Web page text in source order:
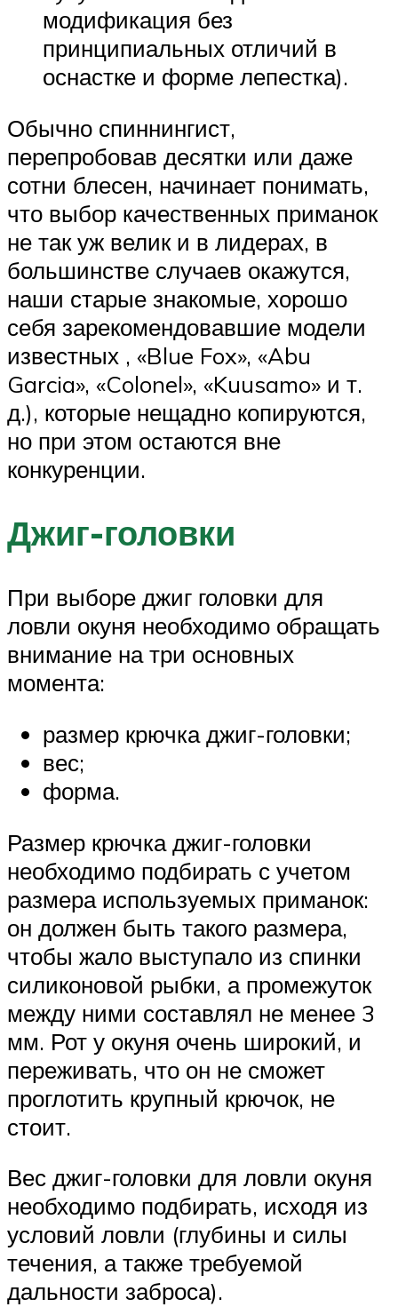
модификация без
принципиальных отличий в
оснастке и форме лепестка).
Обычно спиннингист,
перепробовав десятки или даже
сотни блесен, начинает понимать,
что выбор качественных приманок
не так уж велик и в лидерах, в
большинстве случаев окажутся,
наши старые знакомые, хорошо
себя зарекомендовавшие модели
известных , «Blue Fox», «Abu
Garcia», «Colonel», «Kuusamo» и т.
д.), которые нещадно копируются,
но при этом остаются вне
конкуренции.
Джиг-головки
При выборе джиг головки для
ловли окуня необходимо обращать
внимание на три основных
момента:
размер крючка джиг-головки;
вес;
форма.
Размер крючка джиг-головки
необходимо подбирать с учетом
размера используемых приманок:
он должен быть такого размера,
чтобы жало выступало из спинки
силиконовой рыбки, а промежуток
между ними составлял не менее 3
мм. Рот у окуня очень широкий, и
переживать, что он не сможет
проглотить крупный крючок, не
стоит.
Вес джиг-головки для ловли окуня
необходимо подбирать, исходя из
условий ловли (глубины и силы
течения, а также требуемой
дальности заброса).